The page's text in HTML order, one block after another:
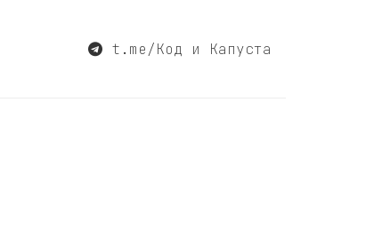
t.me/Код и Капуста